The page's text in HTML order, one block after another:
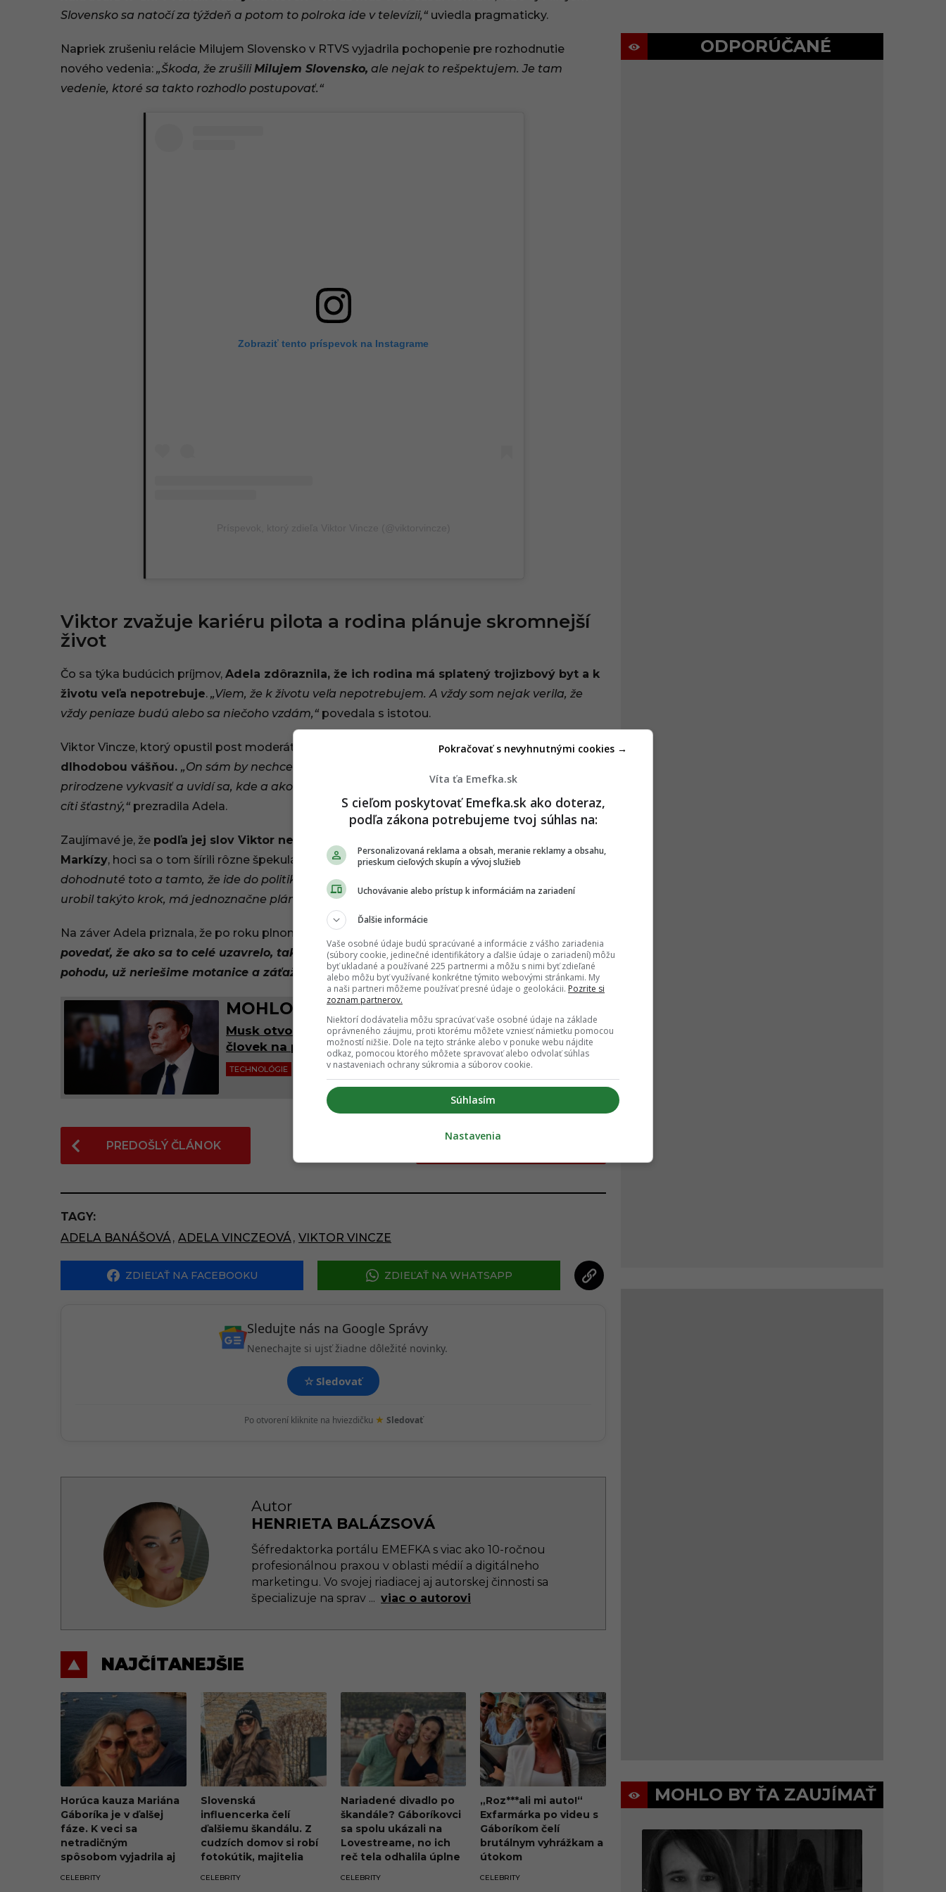
Slovensko sa natočí za týždeň a potom to polroka ide v televízii,“ uviedla pragmaticky.
Napriek zrušeniu relácie Milujem Slovensko v RTVS vyjadrila pochopenie pre rozhodnutie
nového vedenia: „Škoda, že zrušiliMilujem Slovensko, ale nejak to rešpektujem. Je tam
vedenie, ktoré sa takto rozhodlo postupovať.“
Zobraziť tento príspevok na Instagrame
Viktor zvažuje kariéru pilota a rodina plánuje skromnejší
život
Čo sa týka budúcich príjmov, Adela zdôraznila, že ich rodina má splatený trojizbový byt a k
životu veľa nepotrebuje. „Viem, že k životu veľa nepotrebujem. A vždy som nejak verila, že
vždy peniaze budú alebo sa niečoho vzdám,“ povedala s istotou.
Viktor Vincze, ktorý opustil post moderátora spravodajstva,
zvažuje kariéru pilota, čo je jeho
dlhodobou vášňou. „On sám by nechcel byť pilot, ktorý je mesiac preč. Tak to nechávame
prirodzene vykvasiť a uvidí sa, kde a ako sa mu to nastaví. Ale je to niečo, čo miluje a v čom sa
cíti šťastný,“ prezradila Adela.
Zaujímavé je, že podľa jej slov Viktor nemal žiadny „plán B“, keď sa rozhodol odísť z
Markízy, hoci sa o tom šírili rôzne špekulácie.
„Je zaujímavé, že o ňom už kolujú chýry, že má už
dohodnuté toto a tamto, že ide do politiky… Je milé pozorovať, ako sú ľudia presvedčení, že keď
urobil takýto krok, má jednoznačne plán B.“
Na záver Adela priznala, že po roku plnom stresu sa im konečne ľahšie dýcha:
povedať, že ako sa to celé uzavrelo, tak sa máme ako rodina veľmi dobre, máme takú
pohodu, už neriešime motanice a záťaže.“
MOHLO BY ŤA ZAUJÍMAŤ:
Musk otvorene prezradil, kto je podľa neho najbystrejší
človek na planéte. Mnohých prekvapil
TECHNOLÓGIE ZAHRANIČIE
P
o
t
P
a
i
PREDOŠLÝ ČLÁNOK
TAGY:
ADELA BANÁŠOVÁ , ADELA VINCZEOVÁ , VIKTOR VINCZE
ZDIEĽAŤ NA FACEBOOKU ZDIEĽAŤ NA WHATSAPP
Sledujte nás na Google Správy
Nenechajte si ujsť žiadne dôležité novinky.
☆ Sledovať
Po otvorení kliknite na hviezdičku ★ Sledovať
Autor
HENRIETA BALÁZSOVÁ
Šéfredaktorka portálu EMEFKA s viac ako 10-ročnou
profesionálnou praxou v oblasti médií a digitálneho
marketingu. Vo svojej riadiacej aj autorskej činnosti sa
špecializuje na sprav ... viac o autorovi
NAJČÍTANEJŠIE
Horúca kauza Mariána
Gáboríka je v ďalšej
fáze. K veci sa
netradičným
spôsobom vyjadrila aj
CELEBRITY
Slovenská
influencerka čelí
ďalšiemu škandálu. Z
cudzích domov si robí
fotokútik, majitelia
CELEBRITY
Nariadené divadlo po
škandále? Gáboríkovci
sa spolu ukázali na
Lovestreame, no ich
reč tela odhalila úplne
CELEBRITY
„Roz***ali mi auto!“
Exfarmárka po videu s
Gáboríkom čelí
brutálnym vyhrážkam a
útokom
CELEBRITY
ODPORÚČANÉ
MOHLO BY ŤA ZAUJÍMAŤ
Víta ťa Emefka.sk
S cieľom poskytovať Emefka.sk ako doteraz,
podľa zákona potrebujeme tvoj súhlas na:
Personalizovaná reklama a obsah, meranie reklamy a obsahu,
prieskum cieľových skupín a vývoj služieb
Uchovávanie alebo prístup k informáciám na zariadení
Ďalšie informácie
Vaše osobné údaje budú spracúvané a informácie z vášho zariadenia
(súbory cookie, jedinečné identifikátory a ďalšie údaje o zariadení) môžu
byť ukladané a používané 225 partnermi a môžu s nimi byť zdieľané
alebo môžu byť využívané konkrétne týmito webovými stránkami. My
a naši partneri môžeme používať presné údaje o geolokácii. Pozrite si
zoznam partnerov.
Niektorí dodávatelia môžu spracúvať vaše osobné údaje na základe
oprávneného záujmu, proti ktorému môžete vzniesť námietku pomocou
možností nižšie. Dole na tejto stránke alebo v ponuke webu nájdite
odkaz, pomocou ktorého môžete spravovať alebo odvolať súhlas
v nastaveniach ochrany súkromia a súborov cookie.
Súhlasím
Pokračovať s nevyhnutnými cookies →
Nastavenia